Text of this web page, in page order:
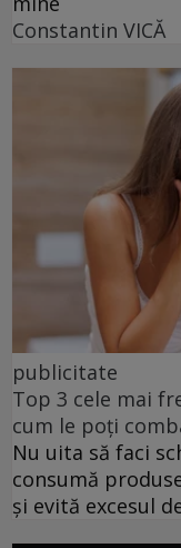
Constantin VICĂ
publicitate
Top 3 cele mai
cum le poți
Nu uita să faci
consumă
și evită excesul